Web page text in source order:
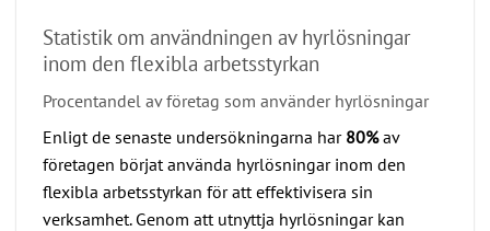
Statistik om användningen av hyrlösningar
inom den flexibla arbetsstyrkan
Procentandel av företag som använder hyrlösningar
Enligt de senaste undersökningarna har 80%av
företagen börjat använda hyrlösningar inom den
flexibla arbetsstyrkan för att effektivisera sin
verksamhet. Genom att utnyttja hyrlösningar kan